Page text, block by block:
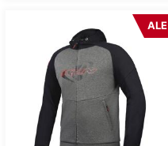
ALE